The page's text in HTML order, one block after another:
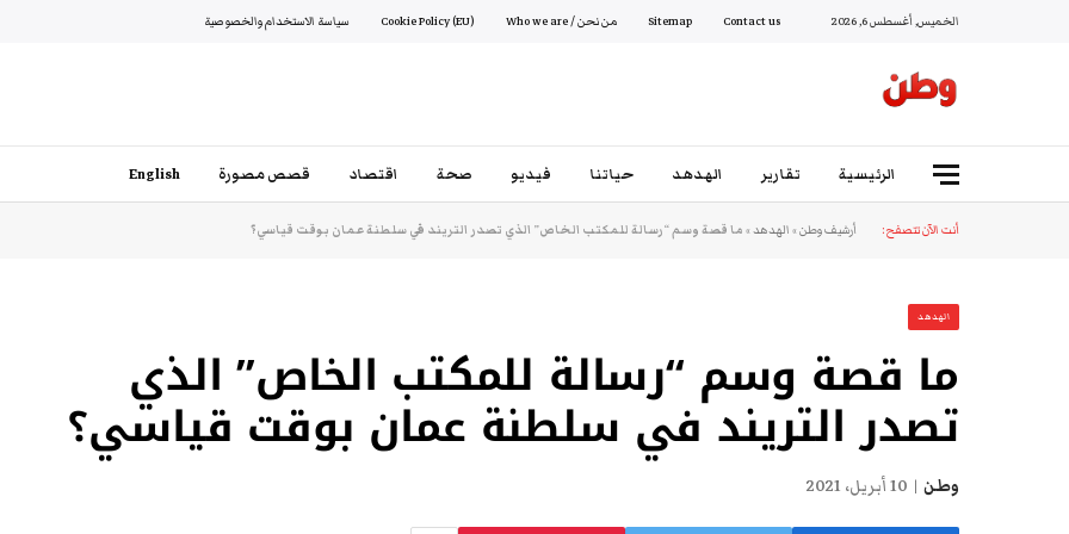
الخميس, أغسطس 6, 2026 Contact us
Sitemap من نحن / Who we are Cookie Policy (EU) سياسة الاستخدام والخصوصية
الرئيسية تقارير الهدهد حياتنا فيديو صحة اقتصاد قصص مصورة English
أنت الآن تتصفح: أرشيف وطن»الهدهد»ما قصة وسم “رسالة للمكتب الخاص” الذي تصدر التريند في سلطنة عمان بوقت قياسي؟
الهدهد
ما قصة وسم “رسالة للمكتب الخاص” الذي
تصدر التريند في سلطنة عمان بوقت قياسي؟
وطن 10 أبريل، 2021